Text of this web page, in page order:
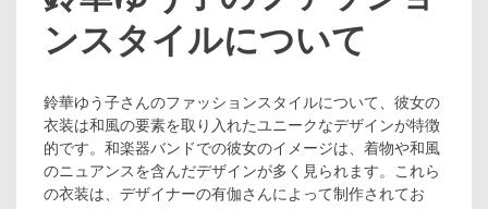
ンスタイルについて
鈴華ゆう子さんのファッションスタイルについて、彼女の
衣装は和風の要素を取り入れたユニークなデザインが特徴
的です。和楽器バンドでの彼女のイメージは、着物や和風
のニュアンスを含んだデザインが多く見られます。これら
の衣装は、デザイナーの有伽さんによって制作されてお